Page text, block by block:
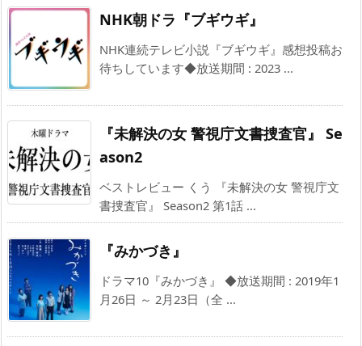
NHK朝ドラ『ブギウギ』
NHK連続テレビ小説『ブギウギ』感想投稿お
待ちしています◆放送期間 : 2023 ...
『未解決の女 警視庁文書捜査官』 Se
ason2
ベストレビュー くう 『未解決の女 警視庁文
書捜査官』 Season2 第1話 ...
『みかづき』
ドラマ10『みかづき』 ◆放送期間 : 2019年1
月26日 ～ 2月23日（全 ...